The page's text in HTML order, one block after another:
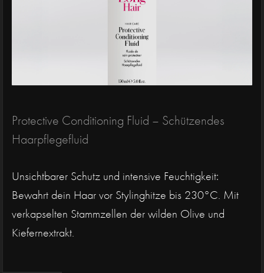
Protective Conditioning Fluid – Schützendes
Haarpflegefluid
Unsichtbarer Schutz und intensive Feuchtigkeit:
Bewahrt dein Haar vor Stylinghitze bis 230°C. Mit
verkapselten Stammzellen der wilden Olive und
Kiefernextrakt.